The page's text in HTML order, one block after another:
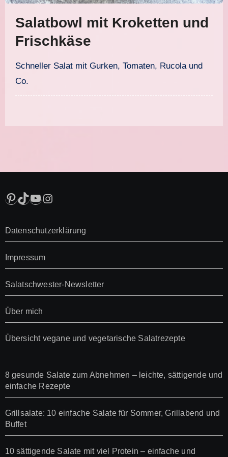
Salatbowl mit Kroketten und
Frischkäse
Schneller Salat mit Gurken, Tomaten, Rucola und
Co.
Pinterest
TikTok
YouTube
Instagram
Datenschutzerklärung
Impressum
Salatschwester-Newsletter
Über mich
Übersicht vegane und vegetarische Salatrezepte
8 gesunde Salate zum Abnehmen – leichte, sättigende und
einfache Rezepte
Grillsalate: 10 einfache Salate für Sommer, Grillabend und
Buffet
10 sättigende Salate mit viel Protein – einfache und